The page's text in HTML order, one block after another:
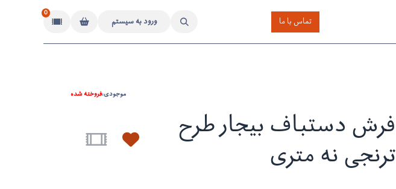
تماس با ما ورود به سیستم
0
موجودی:فروخته شده
فرش دستباف بیجار طرح
ترنجی نه متری